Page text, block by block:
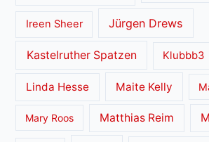
Ireen Sheer Jürgen Drews
Kastelruther Spatzen Klubbb3
Linda Hesse Maite Kelly
Mary Roos Matthias Reim